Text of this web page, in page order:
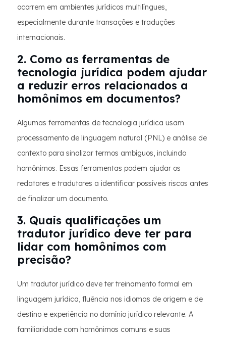
ocorrem em ambientes jurídicos multilíngues,
especialmente durante transações e traduções
internacionais.
2. Como as ferramentas de
tecnologia jurídica podem ajudar
a reduzir erros relacionados a
homônimos em documentos?
Algumas ferramentas de tecnologia jurídica usam
processamento de linguagem natural (PNL) e análise de
contexto para sinalizar termos ambíguos, incluindo
homônimos. Essas ferramentas podem ajudar os
redatores e tradutores a identificar possíveis riscos antes
de finalizar um documento.
3. Quais qualificações um
tradutor jurídico deve ter para
lidar com homônimos com
precisão?
Um tradutor jurídico deve ter treinamento formal em
linguagem jurídica, fluência nos idiomas de origem e de
destino e experiência no domínio jurídico relevante. A
familiaridade com homônimos comuns e suas